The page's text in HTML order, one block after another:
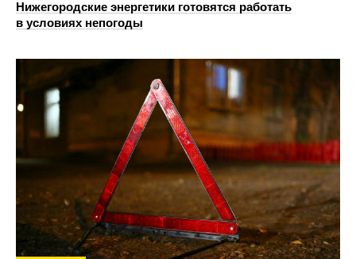
Нижегородские энергетики готовятся работать
в условиях непогоды